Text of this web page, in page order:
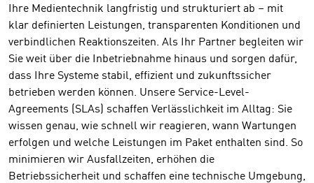
Ihre Medientechnik langfristig und strukturiert ab – mit
klar definierten Leistungen, transparenten Konditionen und
verbindlichen Reaktionszeiten. Als Ihr Partner begleiten wir
Sie weit über die Inbetriebnahme hinaus und sorgen dafür,
dass Ihre Systeme stabil, effizient und zukunftssicher
betrieben werden können. Unsere Service-Level-
Agreements (SLAs) schaffen Verlässlichkeit im Alltag: Sie
wissen genau, wie schnell wir reagieren, wann Wartungen
erfolgen und welche Leistungen im Paket enthalten sind. So
minimieren wir Ausfallzeiten, erhöhen die
Betriebssicherheit und schaffen eine technische Umgebung,